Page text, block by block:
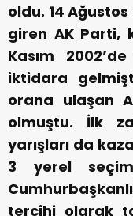
oldu. 14
giren AK Parti,
Kasım
iktidara
orana ulaşan
olmuştu. İlk
yarışları da
3 yerel
tercihi olarak